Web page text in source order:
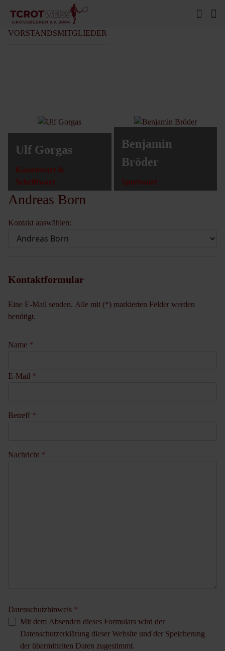
VORSTANDSMITGLIEDER
Ulf Gorgas
Kassenwart &
Schriftwart
Benjamin
Bröder
Sportwart
Andreas Born
Kontakt auswählen:
Kontaktformular
Eine E-Mail senden. Alle mit (*) markierten Felder werden
benötigt.
Name *
E-Mail *
Betreff *
Nachricht *
Datenschutzhinweis *
Mit dem Absenden dieses Formulars wird der
Datenschutzerklärung dieser Website und der Speicherung
der übermittelten Daten zugestimmt.